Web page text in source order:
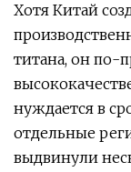
Хотя Китай
титана, он по-
нуждается в
отдельные
выдвинули